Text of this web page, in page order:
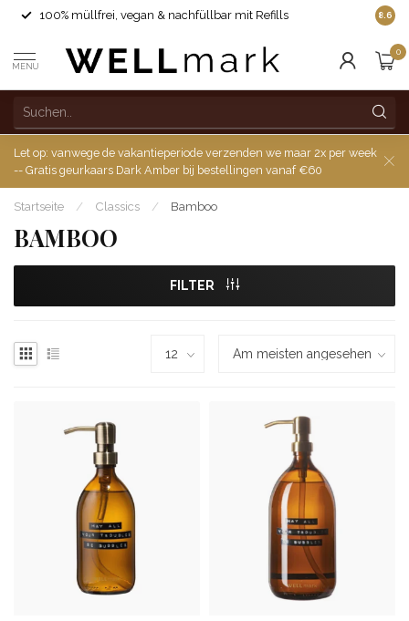
100% müllfrei, vegan & nachfüllbar mit Refills 8.6
MENU
0
Let op: vanwege de vakantieperiode verzenden we maar 2x per week
-- Gratis geurkaars Dark Amber bij bestellingen vanaf €60
Startseite / Classics / Bamboo
BAMBOO
FILTER